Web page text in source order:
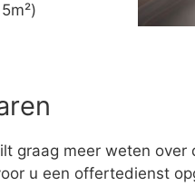
graag meer weten
u een offertedienst